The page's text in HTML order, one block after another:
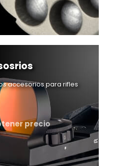
accesorios para rifles
precio